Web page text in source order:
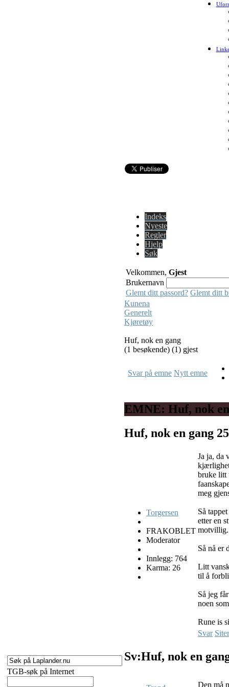
TGB-søk på Internet
Indeks
Nyeste
Regler
Hjelp
Søk
Velkommen, Gjest
Brukernavn
Glemt ditt passord? Glemt ditt
Kunena
Generelt
Kjøretøy
Huf, nok en gang
(1 besøkende) (1) gjest
Svar på emne Nytt emne
EMNE: Huf, nok
Huf, nok en gang
Torgersen
FRAKOBLET
Moderator
Innlegg: 764
Karma: 26
Ja ja, da
bruke litt
meg
Så
etter en
motvillig.
Så nå er
Litt
til å forbli
Så jeg
noen
Rune is
Svar Siter
Sv:Huf, nok en
Den må